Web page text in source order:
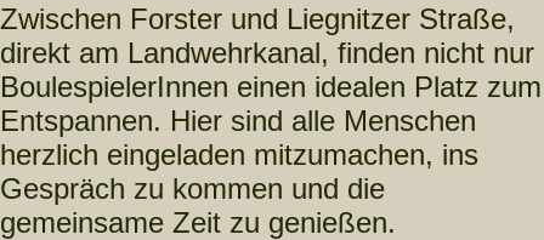
Zwischen Forster und Liegnitzer Straße,
direkt am Landwehrkanal, finden nicht nur
BoulespielerInnen einen idealen Platz zum
Entspannen. Hier sind alle Menschen
herzlich eingeladen mitzumachen, ins
Gespräch zu kommen und die
gemeinsame Zeit zu genießen.